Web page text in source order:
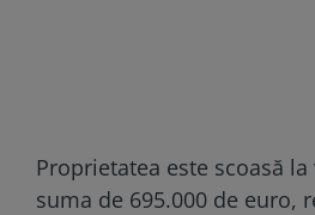
Proprietatea este scoasă
suma de 695.000 de euro,